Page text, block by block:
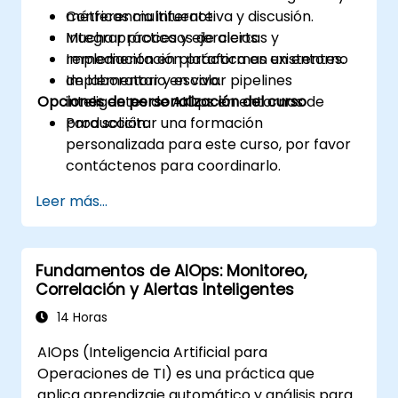
métricas multifuente.
Integrar procesos de alertas y
remediación en plataformas existentes.
Implementar y escalar pipelines
inteligentes de AIOps en entornos de
producción.
Conferencia interactiva y discusión.
Mucha práctica y ejercicios.
Implementación práctica en un entorno
de laboratorio en vivo.
Opciones de personalización del curso
Para solicitar una formación
personalizada para este curso, por favor
contáctenos para coordinarlo.
Leer más...
Fundamentos de AIOps: Monitoreo,
Correlación y Alertas Inteligentes
14 Horas
AIOps (Inteligencia Artificial para
Operaciones de TI) es una práctica que